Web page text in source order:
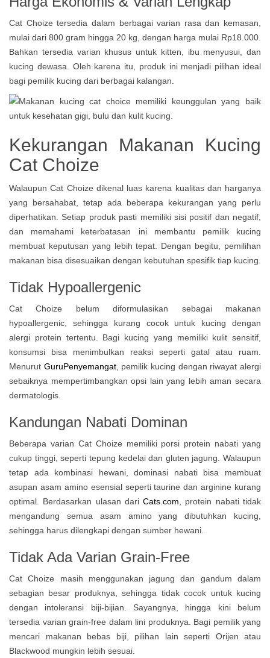
Cat Choize tersedia dalam berbagai varian rasa dan kemasan,
mulai dari 800 gram hingga 20 kg, dengan harga mulai Rp18.000.
Bahkan tersedia varian khusus untuk kitten, ibu menyusui, dan
kucing dewasa. Oleh karena itu, produk ini menjadi pilihan ideal
bagi pemilik kucing dari berbagai kalangan.
Kekurangan Makanan Kucing
Cat Choize
Walaupun Cat Choize dikenal luas karena kualitas dan harganya
yang bersahabat, tetap ada beberapa kekurangan yang perlu
diperhatikan. Setiap produk pasti memiliki sisi positif dan negatif,
dan memahami keterbatasan ini membantu pemilik kucing
membuat keputusan yang lebih tepat. Dengan begitu, pemilihan
makanan bisa disesuaikan dengan kebutuhan spesifik tiap kucing.
Tidak Hypoallergenic
Cat Choize belum diformulasikan sebagai makanan
hypoallergenic, sehingga kurang cocok untuk kucing dengan
alergi protein tertentu. Bagi kucing yang memiliki kulit sensitif,
konsumsi bisa menimbulkan reaksi seperti gatal atau ruam.
Menurut GuruPenyemangat, pemilik kucing dengan riwayat alergi
sebaiknya mempertimbangkan opsi lain yang lebih aman secara
dermatologis.
Kandungan Nabati Dominan
Beberapa varian Cat Choize memiliki porsi protein nabati yang
cukup tinggi, seperti tepung kedelai dan gluten jagung. Walaupun
tetap ada kombinasi hewani, dominasi nabati bisa membuat
asupan asam amino esensial seperti taurine dan arginine kurang
optimal. Berdasarkan ulasan dari Cats.com , protein nabati tidak
mengandung semua asam amino yang dibutuhkan kucing,
sehingga harus dilengkapi dengan sumber hewani.
Tidak Ada Varian Grain-Free
Cat Choize masih menggunakan jagung dan gandum dalam
sebagian besar produknya, sehingga tidak cocok untuk kucing
dengan intoleransi biji-bijian. Sayangnya, hingga kini belum
tersedia varian grain-free dalam lini produknya. Bagi pemilik yang
mencari makanan bebas biji, pilihan lain seperti Orijen atau
Blackwood mungkin lebih sesuai.